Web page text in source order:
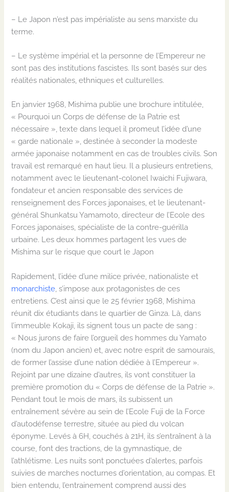
– Le Japon n’est pas impérialiste au sens marxiste du
terme.
– Le système impérial et la personne de l’Empereur ne
sont pas des institutions fascistes. Ils sont basés sur des
réalités nationales, ethniques et culturelles.
En janvier 1968, Mishima publie une brochure intitulée,
« Pourquoi un Corps de défense de la Patrie est
nécessaire », texte dans lequel il promeut l’idée d’une
« garde nationale » destinée à seconder la modeste
armée japonaise notamment en cas de troubles civils.Son
travailest remarqué en haut lieu. Il a plusieursentretiens
notamment avec le lieutenant-colonel Iwaichi Fujiwara,
fondateur et ancien responsable des services de
renseignement des Forces japonaises, et le lieutenant-
généralShunkatsu Yamamoto,directeur de l’Ecole des
Forces japonaises spécialiste de la contre-guérilla
urbaine. Les deux hommes partagent les vues de
Mishima sur le risque que court le Japon
Rapidement, l’idée d’une milice privée, nationaliste et
monarchiste , s’impose aux protagonistes de ces
entretiens.C’est ainsi que le 25 février 1968 Mishima
réunit dix étudiants dans le quartier deGinza. Là, dans
l’immeuble Kokaji , ils signent tous un pacte de sang :
« Nous jurons de faire l’orgueil des hommes du Yamato
(nom du Japon ancien)et, avec notre esprit de samouraïs,
de former l’assise d’une nation dédiée à l’Empereur ».
Rejoint par une dizaine d’autres, ils vont constituer la
première promotion du « Corps de défense de la Patrie ».
Pendant tout le mois de mars, ils subissent un
entraînement sévère au sein de l’Ecole Fuji de la Force
d’autodéfense terrestre, située au pied du volcan
éponyme. Levés à 6H, couchés à 21H, ilss’entraînent à la
course, font des tractions, de la gymnastique, de
l’athlétisme. Les nuits sont ponctuées d’alertes, parfois
suivies de marches nocturnes d’orientation, au compas. Et
bien entendu, l’entrainement comprend aussi des